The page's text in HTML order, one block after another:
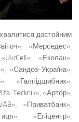
достойним
«Мерседес»,
«Еколан»,
«Сандоз-Україна»,
«Галпідшибник»,
Tecknik», «Артор»,
«Приватбанк»,
«Епіцентр»,